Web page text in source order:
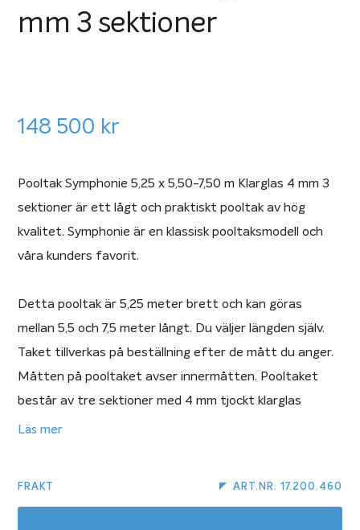
mm 3 sektioner
148 500 kr
Pooltak Symphonie 5,25 x 5,50-7,50 m Klarglas 4 mm 3
sektioner är ett lågt och praktiskt pooltak av hög
kvalitet. Symphonie är en klassisk pooltaksmodell och
våra kunders favorit.
Detta pooltak är 5,25 meter brett och kan göras
mellan 5,5 och 7,5 meter långt. Du väljer längden själv.
Taket tillverkas på beställning efter de mått du anger.
Måtten på pooltaket avser innermåtten. Pooltaket
består av tre sektioner med 4 mm tjockt klarglas
(plast). Du får välja mellan antracit- eller silverfärgad
Läs mer
FRAKT ART.NR. 17.200.460